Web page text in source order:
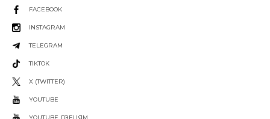
FACEBOOK
INSTAGRAM
TELEGRAM
TIKTOK
X (TWITTER)
YOUTUBE
YOUTUBE ДЗЕЦЯМ